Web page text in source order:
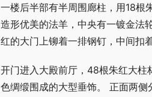
一楼后半部有半周围廊柱，用18根
造形优美的法羊，中央有一镀金法
红的大门上铆着一排钢钉，中间扣
开门进入大殿前厅，48根朱红大柱
色绸缎围成的大型垂饰。 正面两